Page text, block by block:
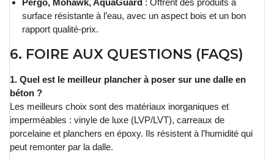
surface résistante à l’eau, avec un aspect bois et un bon
rapport qualité-prix.
6. FOIRE AUX QUESTIONS (FAQS)
1. Quel est le meilleur plancher à poser sur une dalle en
béton ?
Les meilleurs choix sont des matériaux inorganiques et
imperméables : vinyle de luxe (LVP/LVT), carreaux de
porcelaine et planchers en époxy. Ils résistent à l’humidité qui
peut remonter par la dalle.